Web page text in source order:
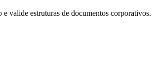
valide estruturas de documentos corporativos.